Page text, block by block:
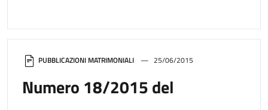
PUBBLICAZIONI MATRIMONIALI 25/06/2015
Numero 18/2015 del